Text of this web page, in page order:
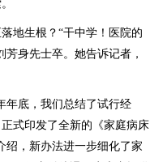
地生根？“干中学！医院的
身先士卒。她告诉记者，
底，我们总结了试行经
式印发了全新的《家庭病床
绍，新办法进一步细化了家